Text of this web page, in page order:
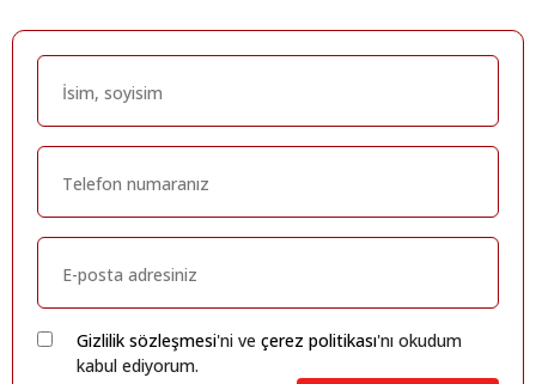
Gizlilik sözleşmesi'ni ve çerez politikası'nı okudum
kabul ediyorum.